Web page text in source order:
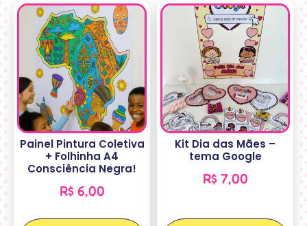
Painel Pintura Coletiva
+ Folhinha A4
Consciência Negra!
R$6,00
Kit Dia das Mães –
tema Google
R$7,00